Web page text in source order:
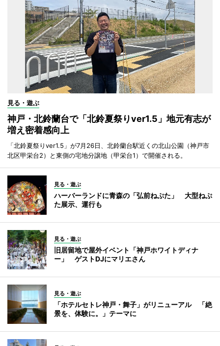
見る・遊ぶ
神戸・北鈴蘭台で「北鈴夏祭りver1.5」地元有志が
増え密着感向上
「北鈴夏祭りver1.5」が7月26日、北鈴蘭台駅近くの北山公園（神戸市
北区甲栄台2）と東側の宅地分譲地（甲栄台1）で開催される。
見る・遊ぶ
ハーバーランドに青森の「弘前ねぷた」 大型ねぷ
た展示、運行も
見る・遊ぶ
旧居留地で屋外イベント「神戸ホワイトディナ
ー」 ゲストDJにマリエさん
見る・遊ぶ
「ホテルセトレ神戸・舞子」がリニューアル 「絶
景を、体験に。」テーマに